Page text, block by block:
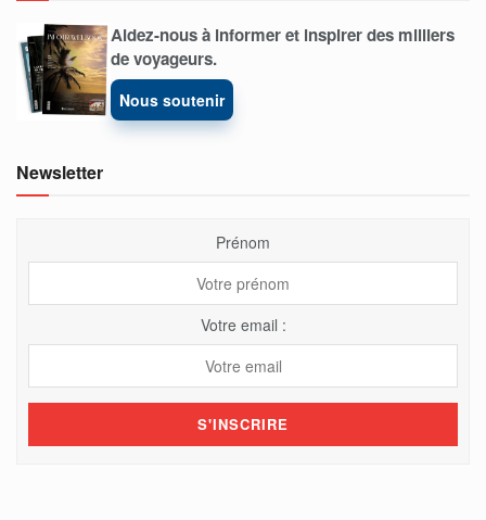
Aidez-nous à informer et inspirer des milliers
de voyageurs.
Nous soutenir
Newsletter
Prénom
Votre email :